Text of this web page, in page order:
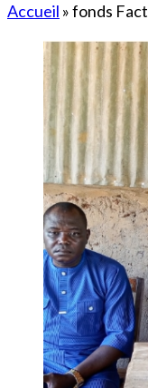
Accueil »fonds Fact